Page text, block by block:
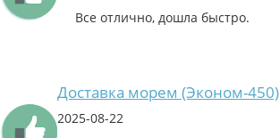
Все отлично, дошла быстро.
Доставка морем (Эконом-450)
2025-08-22